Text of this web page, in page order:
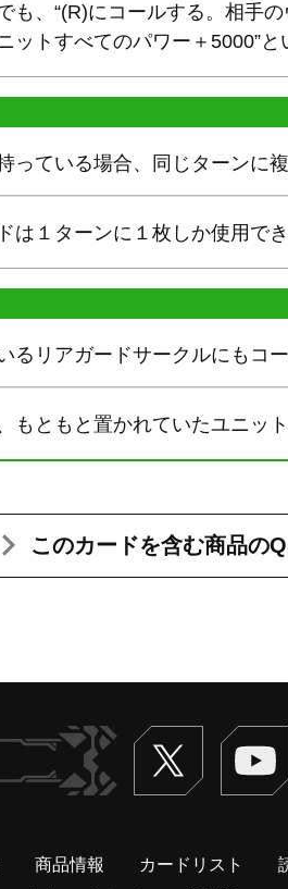
も、“(R)にコールする。相手
ットすべてのパワー＋5000”と
っている場合、同じターンに
は１ターンに１枚しか使用でき
るリアガードサークルにもコ
もともと置かれていたユニット
このカードを含む商品の
Twitter
商品情報 カードリスト